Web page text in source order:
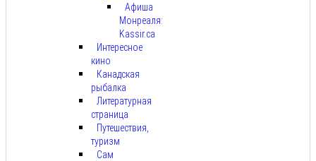
Афиша
Монреаля:
Kassir.ca
Интересное
кино
Канадская
рыбалка
Литературная
страница
Путешествия,
туризм
Сам